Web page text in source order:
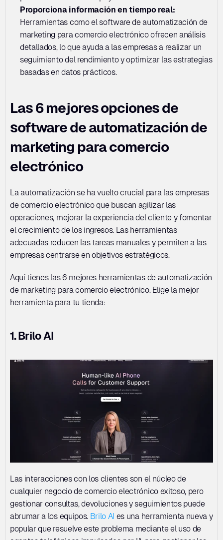
Herramientas como el software de automatización de
marketing para comercio electrónico ofrecen análisis
detallados, lo que ayuda a las empresas a realizar un
seguimiento del rendimiento y optimizar las estrategias
basadas en datos prácticos.
Las 6 mejores opciones de
software de automatización de
marketing para comercio
electrónico
La automatización se ha vuelto crucial para las empresas
de comercio electrónico que buscan agilizar las
operaciones, mejorar la experiencia del cliente y fomentar
el crecimiento de los ingresos. Las herramientas
adecuadas reducen las tareas manuales y permiten a las
empresas centrarse en objetivos estratégicos.
Aquí tienes las 6 mejores herramientas de automatización
de marketing para comercio electrónico. Elige la mejor
herramienta para tu tienda:
1. Brilo AI
Las interacciones con los clientes son el núcleo de
cualquier negocio de comercio electrónico exitoso, pero
gestionar consultas, devoluciones y seguimientos puede
abrumar a los equipos. Brilo AI es una herramienta nueva y
popular que resuelve este problema mediante el uso de